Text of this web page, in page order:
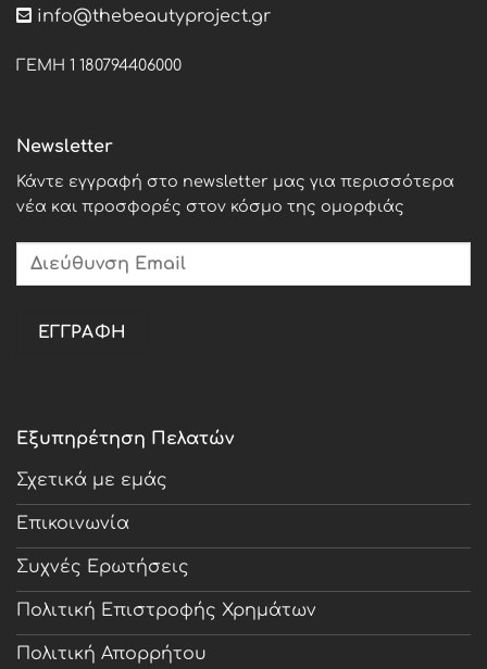
info@thebeautyproject.gr
ΓΕΜΗ 1 180794406000
Εξυπηρέτηση Πελατών
Σχετικά με εμάς
Επικοινωνία
Συχνές Ερωτήσεις
Πολιτική Επιστροφής Χρημάτων
Πολιτική Απορρήτου
Newsletter
Κάντε εγγραφή στο newsletter μας για περισσότερα
νέα και προσφορές στον κόσμο της ομορφιάς